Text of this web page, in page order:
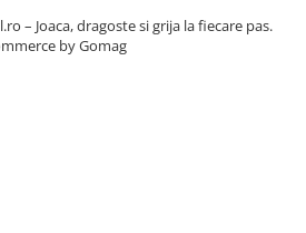
– Joaca, dragoste si grija la fiecare pas.
by Gomag